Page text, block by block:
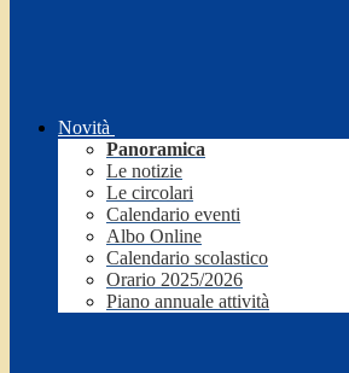
Novità
Panoramica
Le notizie
Le circolari
Calendario eventi
Albo Online
Calendario scolastico
Orario 2025/2026
Piano annuale attività